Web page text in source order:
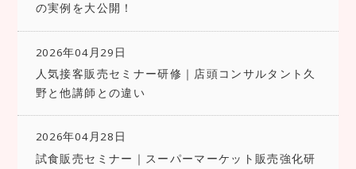
の実例を大公開！
2026年04月29日
人気接客販売セミナー研修｜店頭コンサルタント久
野と他講師との違い
2026年04月28日
試食販売セミナー｜スーパーマーケット販売強化研